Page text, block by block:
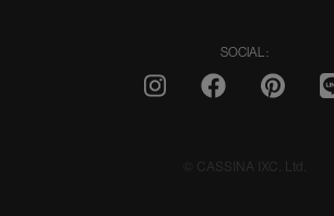
SOCIAL :
© CASSINA IXC. Ltd.